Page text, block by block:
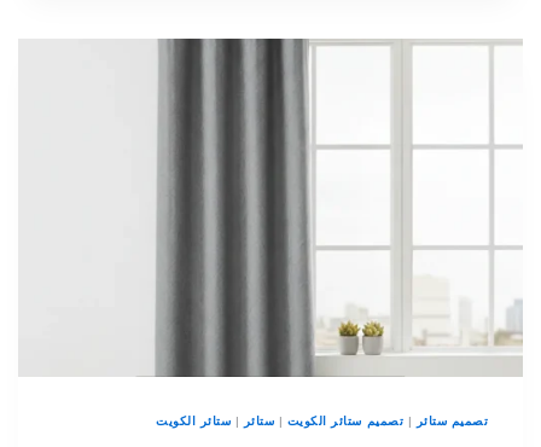
تصميم ستائر|تصميم ستائر الكويت|ستائر|ستائر الكويت